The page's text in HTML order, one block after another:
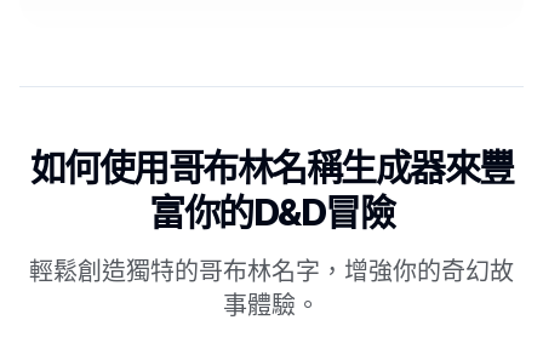
如何使用哥布林名稱生成器來豐
富你的D&D冒險
輕鬆創造獨特的哥布林名字，增強你的奇幻故
事體驗。